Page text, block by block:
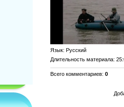
Язык: Русский
Длительность материала:
Всего комментариев: 0